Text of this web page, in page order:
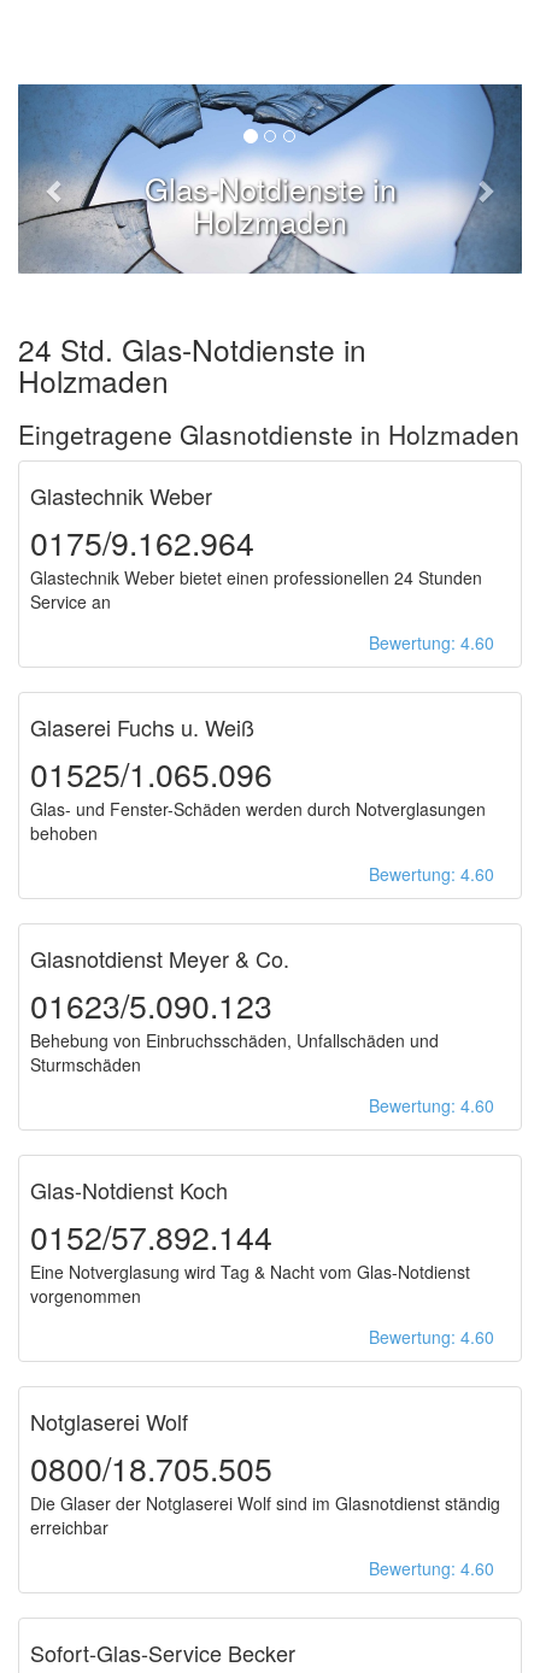
Glas-Notdienste in
Holzmaden
24 Std. Glas-Notdienste in
Holzmaden
Eingetragene Glasnotdienste in Holzmaden
Glastechnik Weber
0175/9.162.964
Glastechnik Weber bietet einen professionellen 24 Stunden
Service an
Bewertung: 4.60
Glaserei Fuchs u. Weiß
01525/1.065.096
Glas- und Fenster-Schäden werden durch Notverglasungen
behoben
Bewertung: 4.60
Glasnotdienst Meyer & Co.
01623/5.090.123
Behebung von Einbruchsschäden, Unfallschäden und
Sturmschäden
Bewertung: 4.60
Glas-Notdienst Koch
0152/57.892.144
Eine Notverglasung wird Tag & Nacht vom Glas-Notdienst
vorgenommen
Bewertung: 4.60
Notglaserei Wolf
0800/18.705.505
Die Glaser der Notglaserei Wolf sind im Glasnotdienst ständig
erreichbar
Bewertung: 4.60
Sofort-Glas-Service Becker